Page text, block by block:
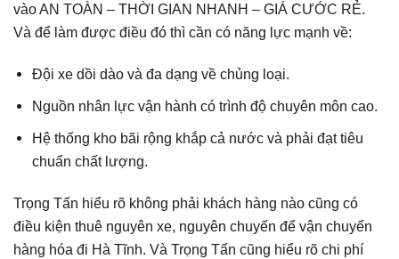
vào AN TOÀN – THỜI GIAN NHANH – GIÁ CƯỚC RẺ.
Và để làm được điều đó thì cần có năng lực mạnh về:
Đội xe dồi dào và đa dạng về chủng loại.
Nguồn nhân lực vận hành có trình độ chuyên môn cao.
Hệ thống kho bãi rộng khắp cả nước và phải đạt tiêu
chuẩn chất lượng.
Trọng Tấn hiểu rõ không phải khách hàng nào cũng có
điều kiện thuê nguyên xe, nguyên chuyến để vận chuyển
hàng hóa đi Hà Tĩnh. Và Trọng Tấn cũng hiểu rõ chi phí